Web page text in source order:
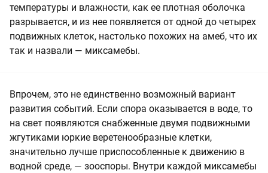
температуры и влажности, как ее плотная оболочка
разрывается, и из нее появляется от одной до четырех
подвижных клеток, настолько похожих на амеб, что их
так и назвали — миксамебы.
Впрочем, это не единственно возможный вариант
развития событий. Если спора оказывается в воде, то
на свет появляются снабженные двумя подвижными
жгутиками юркие веретенообразные клетки,
значительно лучше приспособленные к движению в
водной среде, — зооспоры. Внутри каждой миксамебы